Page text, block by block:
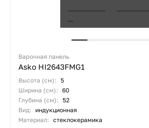
Варочная панель
Asko HI2643FMG1
Высота (см): 5
Ширина (см): 60
Глубина (см): 52
Вид:
индукционная
Материал: стеклокерамика